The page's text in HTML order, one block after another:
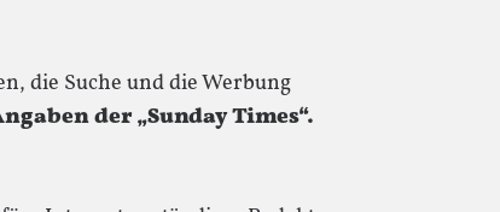
die Suche und die Werbung
der „Sunday Times“.